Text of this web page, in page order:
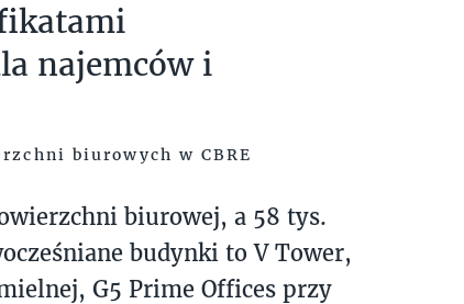
najemców i
biurowych w CBRE
biurowej, a 58 tys.
budynki to V Tower,
G5 Prime Offices przy